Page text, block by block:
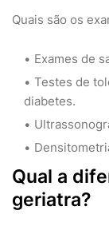
Quais são os
Exames de
Testes de
diabetes.
Qual a
geriatra?